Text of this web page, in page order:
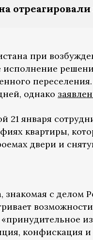
при
исполнение
однако
21 января
квартиры,
двери и
с делом
конфискация